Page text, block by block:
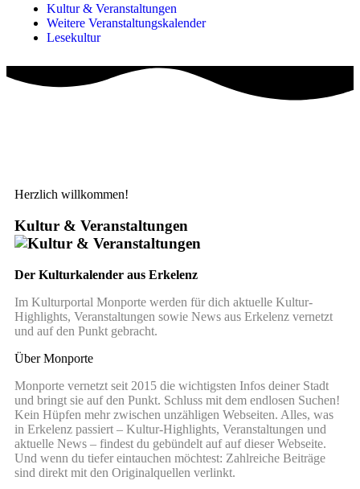
Kultur & Veranstaltungen
Weitere Veranstaltungskalender
Lesekultur
Herzlich willkommen!
Kultur & Veranstaltungen
Der Kulturkalender aus Erkelenz
Im Kulturportal Monporte werden für dich aktuelle Kultur-
Highlights, Veranstaltungen sowie News aus Erkelenz vernetzt
und auf den Punkt gebracht.
Über Monporte
Monporte vernetzt seit 2015 die wichtigsten Infos deiner Stadt
und bringt sie auf den Punkt. Schluss mit dem endlosen Suchen!
Kein Hüpfen mehr zwischen unzähligen Webseiten. Alles, was
in Erkelenz passiert – Kultur-Highlights, Veranstaltungen und
aktuelle News – findest du gebündelt auf auf dieser Webseite.
Und wenn du tiefer eintauchen möchtest: Zahlreiche Beiträge
sind direkt mit den Originalquellen verlinkt.